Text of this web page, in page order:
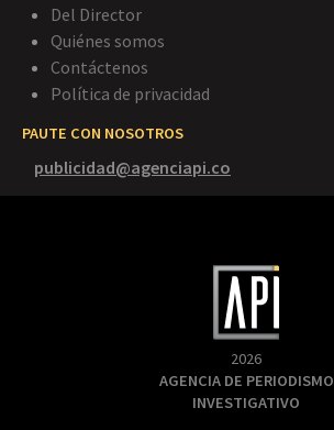
Del Director
Quiénes somos
Contáctenos
Política de privacidad
PAUTE CON NOSOTROS
publicidad@agenciapi.co
2026
AGENCIA DE PERIODISMO
INVESTIGATIVO